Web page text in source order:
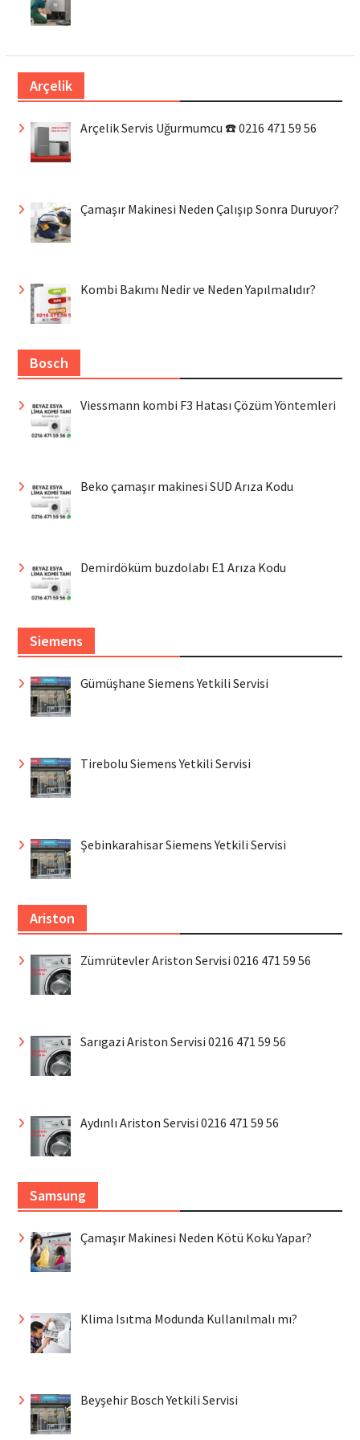
Arçelik
Arçelik Servis Uğurmumcu ☎️ 0216 471 59 56
Çamaşır Makinesi Neden Çalışıp Sonra Duruyor?
Kombi Bakımı Nedir ve Neden Yapılmalıdır?
Bosch
Viessmann kombi F3 Hatası Çözüm Yöntemleri
Beko çamaşır makinesi SUD Arıza Kodu
Demirdöküm buzdolabı E1 Arıza Kodu
Siemens
Gümüşhane Siemens Yetkili Servisi
Tirebolu Siemens Yetkili Servisi
Şebinkarahisar Siemens Yetkili Servisi
Ariston
Zümrütevler Ariston Servisi 0216 471 59 56
Sarıgazi Ariston Servisi 0216 471 59 56
Aydınlı Ariston Servisi 0216 471 59 56
Samsung
Çamaşır Makinesi Neden Kötü Koku Yapar?
Klima Isıtma Modunda Kullanılmalı mı?
Beyşehir Bosch Yetkili Servisi